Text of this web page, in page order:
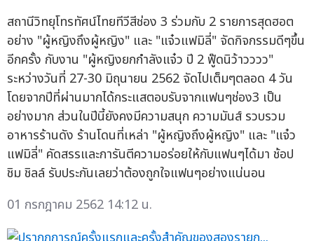
สถานีวิทยุโทรทัศน์ไทยทีวีสีช่อง 3 ร่วมกับ 2 รายการสุดฮอต
อย่าง "ผู้หญิงถึงผู้หญิง" และ "แจ๋วแฟมิลี่" จัดกิจกรรมดีๆขึ้น
อีกครั้ง กับงาน "ผู้หญิงยกกำลังแจ๋ว ปี 2 ฟู๊ดนิว้าวววว"
ระหว่างวันที่ 27-30 มิถุนายน 2562 จัดไปเต็มๆตลอด 4 วัน
โดยจากปีที่ผ่านมากได้กระแสตอบรับจากแฟนๆช่อง3 เป็น
อย่างมาก ส่วนในปีนี้ยังคงมีความสนุก ความมันส์ รวบรวม
อาหารร้านดัง ร้านโดนที่เหล่า "ผู้หญิงถึงผู้หญิง" และ "แจ๋ว
แฟมิลี่" คัดสรรและการันตีความอร่อยให้กับแฟนๆได้มา ช้อป
ชิม ชิลล์ รับประกันเลยว่าต้องถูกใจแฟนๆอย่างแน่นอน
01 กรกฎาคม 2562 14:12 น.